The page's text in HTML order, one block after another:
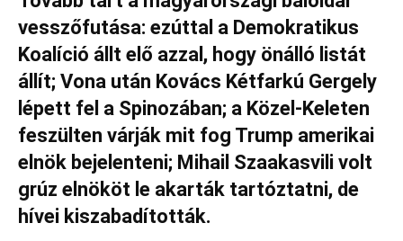
vesszőfutása: ezúttal a Demokratikus
Koalíció állt elő azzal, hogy önálló listát
állít; Vona után Kovács Kétfarkú Gergely
lépett fel a Spinozában; a Közel-Keleten
feszülten várják mit fog Trump amerikai
elnök bejelenteni; Mihail Szaakasvili volt
grúz elnököt le akarták tartóztatni, de
hívei kiszabadították.